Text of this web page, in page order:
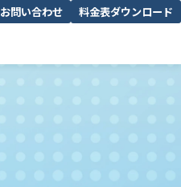
お問い合わせ 料金表ダウンロード